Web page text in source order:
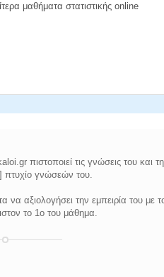
μαθήματα στατιστικής online
πιστοποιεί τις γνώσεις του και
πτυχίο γνώσεών του.
να αξιολογήσει την εμπειρία του με
το 1ο του μάθημα.